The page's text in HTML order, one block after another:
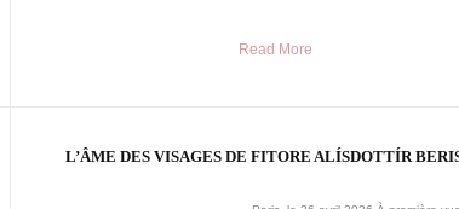
Read More
L’ÂME DES VISAGES DE FITORE ALÍSDOTTÍR